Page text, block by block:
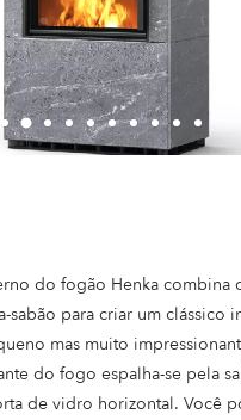
do fogão Henka combina
sabão para criar um clássico
mas muito
do fogo espalha-se pela
de vidro horizontal. Você